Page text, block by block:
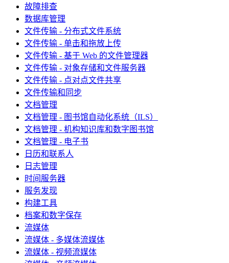
故障排查
数据库管理
文件传输 - 分布式文件系统
文件传输 - 单击和拖放上传
文件传输 - 基于 Web 的文件管理器
文件传输 - 对象存储和文件服务器
文件传输 - 点对点文件共享
文件传输和同步
文档管理
文档管理 - 图书馆自动化系统（ILS）
文档管理 - 机构知识库和数字图书馆
文档管理 - 电子书
日历和联系人
日志管理
时间服务器
服务发现
构建工具
档案和数字保存
流媒体
流媒体 - 多媒体流媒体
流媒体 - 视频流媒体